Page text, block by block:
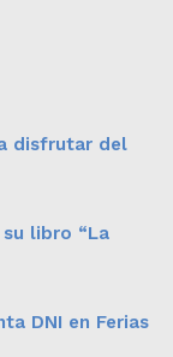
disfrutar del
libro “La
DNI en Ferias